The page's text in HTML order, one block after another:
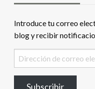
Introduce tu correo
blog y recibir
Dirección
de
Subscribir